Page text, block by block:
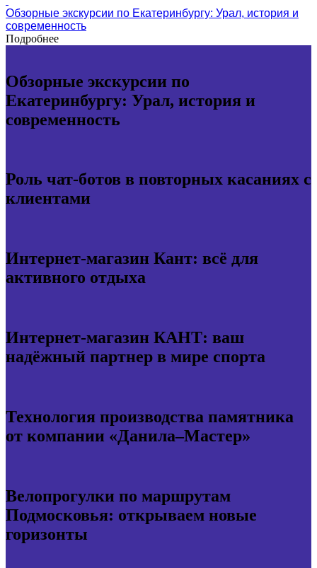
Обзорные экскурсии по Екатеринбургу: Урал, история и
современность
Подробнее
Обзорные экскурсии по
Екатеринбургу: Урал, история и
современность
Роль чат-ботов в повторных касаниях с
клиентами
Интернет-магазин Кант: всё для
активного отдыха
Интернет-магазин КАНТ: ваш
надёжный партнер в мире спорта
Технология производства памятника
от компании «Данила–Мастер»
Велопрогулки по маршрутам
Подмосковья: открываем новые
горизонты